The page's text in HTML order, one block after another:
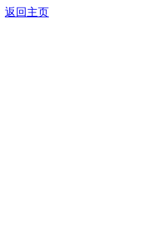
返回主页